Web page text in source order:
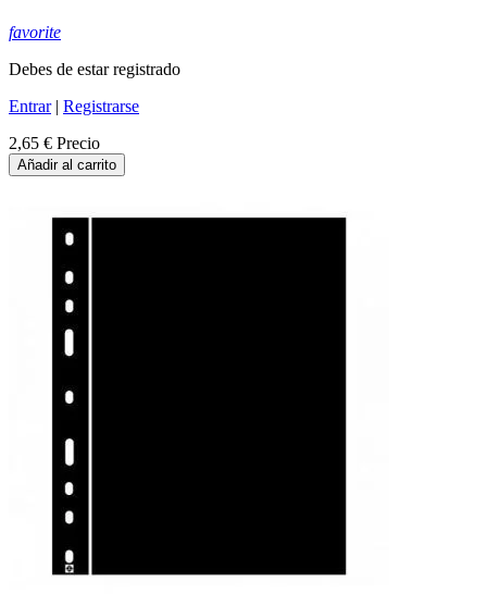
favorite
Debes de estar registrado
Entrar| Registrarse
2,65 € Precio
Añadir al carrito